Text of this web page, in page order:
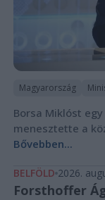
Magyarország
Borsa Miklóst
menesztette a
Bővebben...
BELFÖLD 2026.
Forsthoffer